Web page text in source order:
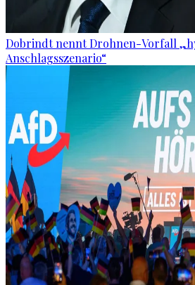
Dobrindt nennt Drohnen-Vorfall
Anschlagsszenario“